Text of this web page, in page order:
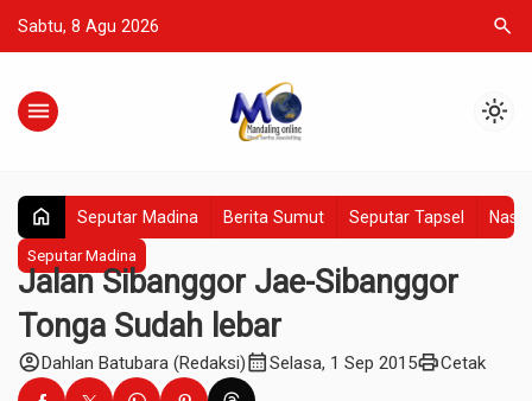
Sabtu, 8 Agu 2026 search
menu light_mode
home Seputar Madina Berita Sumut Seputar Tapsel
Seputar Madina
Jalan Sibanggor Jae-Sibanggor
Tonga Sudah lebar
account_circleDahlan Batubara (Redaksi)calendar_monthSelasa, 1 Sep 2015printCetak